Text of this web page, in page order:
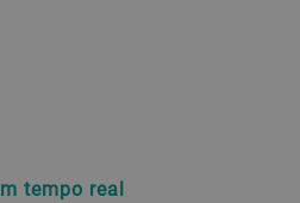
tempo real